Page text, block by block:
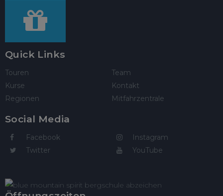
Quick Links
Touren
Kurse
Regionen
Team
Kontakt
Mitfahrzentrale
Social Media
Facebook
Twitter
Instagram
YouTube